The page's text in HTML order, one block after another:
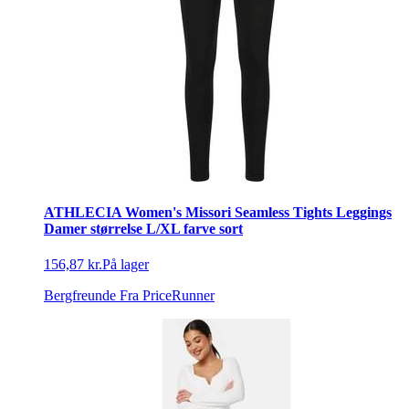
ATHLECIA Women's Missori Seamless Tights Leggings
Damer størrelse L/XL farve sort
156,87 kr.På lager
Bergfreunde Fra PriceRunner